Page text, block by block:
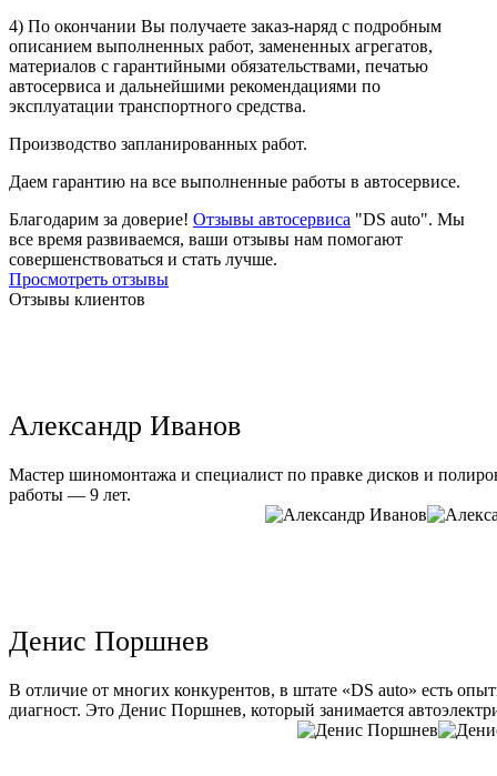
4) По окончании Вы получаете заказ-наряд с подробным
описанием выполненных работ, замененных агрегатов,
материалов с гарантийными обязательствами, печатью
автосервиса и дальнейшими рекомендациями по
эксплуатации транспортного средства.
Производство запланированных работ.
Даем гарантию на все выполненные работы в автосервисе.
Благодарим за доверие! Отзывы автосервиса "DS auto". Мы
все время развиваемся, ваши отзывы нам помогают
совершенствоваться и стать лучше.
Просмотреть отзывы
Отзывы клиентов
Александр Иванов
Мастер шиномонтажа и специалист по правке дисков и
работы — 9 лет.
Денис Поршнев
В отличие от многих конкурентов, в штате «DS auto» есть
диагност. Это Денис Поршнев, который занимается